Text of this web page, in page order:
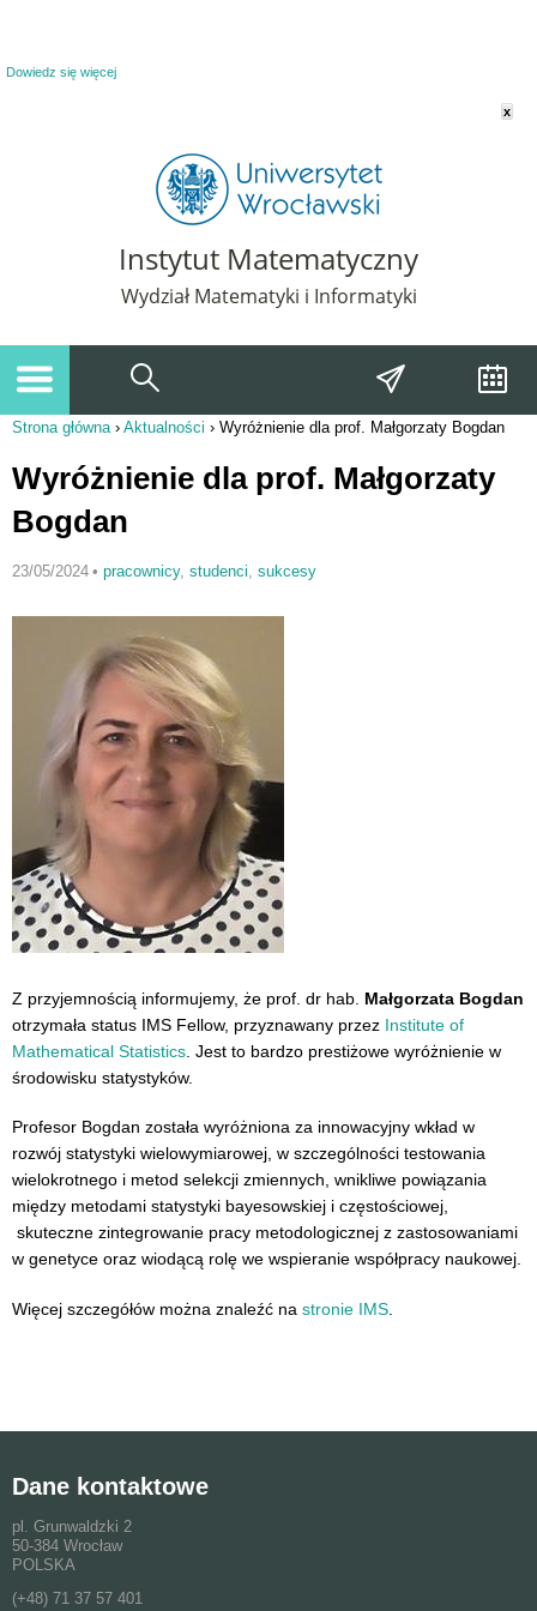
Dowiedz się więcej
x
Instytut Matematyczny
Wydział Matematyki i Informatyki
Strona główna› Aktualności › Wyróżnienie dla prof. Małgorzaty Bogdan
Wyróżnienie dla prof. Małgorzaty
Bogdan
23/05/2024 • pracownicy, studenci, sukcesy
Z przyjemnością informujemy, że prof. dr hab. Małgorzata Bogdan
otrzymała status IMS Fellow, przyznawany przez Institute of
Mathematical Statistics . Jest to bardzo prestiżowe wyróżnienie w
środowisku statystyków.
Profesor Bogdan została wyróżniona za innowacyjny wkład w
rozwój statystyki wielowymiarowej, w szczególności testowania
wielokrotnego i metod selekcji zmiennych, wnikliwe powiązania
między metodami statystyki bayesowskiej i częstościowej,
skuteczne zintegrowanie pracy metodologicznej z zastosowaniami
w genetyce oraz wiodącą rolę we wspieranie współpracy naukowej.
Więcej szczegółów można znaleźć na stronie IMS
Dane kontaktowe
pl. Grunwaldzki 2
50-384 Wrocław
POLSKA
(+48) 71 37 57 401